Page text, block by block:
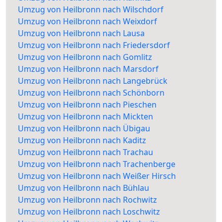
Umzug von Heilbronn nach Wilschdorf
Umzug von Heilbronn nach Weixdorf
Umzug von Heilbronn nach Lausa
Umzug von Heilbronn nach Friedersdorf
Umzug von Heilbronn nach Gomlitz
Umzug von Heilbronn nach Marsdorf
Umzug von Heilbronn nach Langebrück
Umzug von Heilbronn nach Schönborn
Umzug von Heilbronn nach Pieschen
Umzug von Heilbronn nach Mickten
Umzug von Heilbronn nach Übigau
Umzug von Heilbronn nach Kaditz
Umzug von Heilbronn nach Trachau
Umzug von Heilbronn nach Trachenberge
Umzug von Heilbronn nach Weißer Hirsch
Umzug von Heilbronn nach Bühlau
Umzug von Heilbronn nach Rochwitz
Umzug von Heilbronn nach Loschwitz